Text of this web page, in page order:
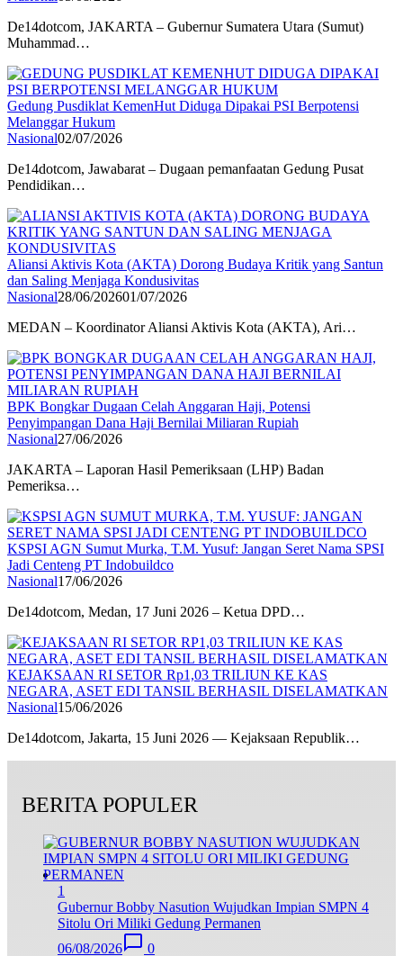
De14dotcom, JAKARTA – Gubernur Sumatera Utara (Sumut)
Muhammad…
Gedung Pusdiklat KemenHut Diduga Dipakai PSI Berpotensi
Melanggar Hukum
Nasional02/07/2026
De14dotcom, Jawabarat – Dugaan pemanfaatan Gedung Pusat
Pendidikan…
Aliansi Aktivis Kota (AKTA) Dorong Budaya Kritik yang Santun
dan Saling Menjaga Kondusivitas
Nasional28/06/202601/07/2026
MEDAN – Koordinator Aliansi Aktivis Kota (AKTA), Ari…
BPK Bongkar Dugaan Celah Anggaran Haji, Potensi
Penyimpangan Dana Haji Bernilai Miliaran Rupiah
Nasional27/06/2026
JAKARTA – Laporan Hasil Pemeriksaan (LHP) Badan
Pemeriksa…
KSPSI AGN Sumut Murka, T.M. Yusuf: Jangan Seret Nama SPSI
Jadi Centeng PT Indobuildco
Nasional17/06/2026
De14dotcom, Medan, 17 Juni 2026 – Ketua DPD…
KEJAKSAAN RI SETOR Rp1,03 TRILIUN KE KAS
NEGARA, ASET EDI TANSIL BERHASIL DISELAMATKAN
Nasional15/06/2026
De14dotcom, Jakarta, 15 Juni 2026 — Kejaksaan Republik…
BERITA POPULER
1
Gubernur Bobby Nasution Wujudkan Impian SMPN 4
Sitolu Ori Miliki Gedung Permanen
06/08/2026
0